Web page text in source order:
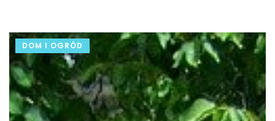
DOM I OGRÓD